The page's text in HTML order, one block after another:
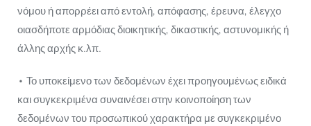
νόμου ή απορρέει από εντολή, απόφασης, έρευνα, έλεγχο
οιασδήποτε αρμόδιας διοικητικής, δικαστικής, αστυνομικής ή
άλλης αρχής κ.λπ.
• Το υποκείμενο των δεδομένων έχει προηγουμένως ειδικά
και συγκεκριμένα συναινέσει στην κοινοποίηση των
δεδομένων του προσωπικού χαρακτήρα με συγκεκριμένο